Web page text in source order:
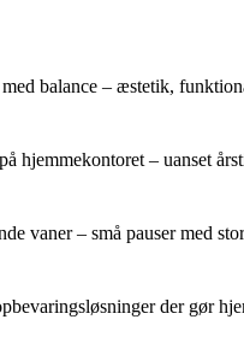
balance – æstetik,
hjemmekontoret – uanset
vaner – små pauser med
der gør